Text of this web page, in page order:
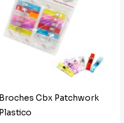
Broches Cbx Patchwork
Plastico